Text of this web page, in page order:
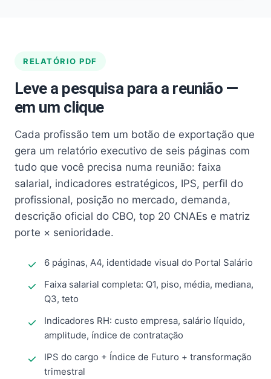
RELATÓRIO PDF
Leve a pesquisa para a reunião —
em um clique
Cada profissão tem um botão de exportação que
gera um relatório executivo de seis páginas com
tudo que você precisa numa reunião: faixa
salarial, indicadores estratégicos, IPS, perfil do
profissional, posição no mercado, demanda,
descrição oficial do CBO, top 20 CNAEs e matriz
porte × senioridade.
6 páginas, A4, identidade visual do Portal Salário
Faixa salarial completa: Q1, piso, média, mediana,
Q3, teto
Indicadores RH: custo empresa, salário líquido,
amplitude, índice de contratação
IPS do cargo + Índice de Futuro + transformação
trimestral